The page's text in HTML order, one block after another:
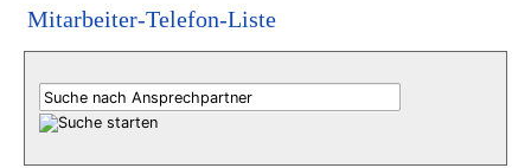
Mitarbeiter-Telefon-Liste